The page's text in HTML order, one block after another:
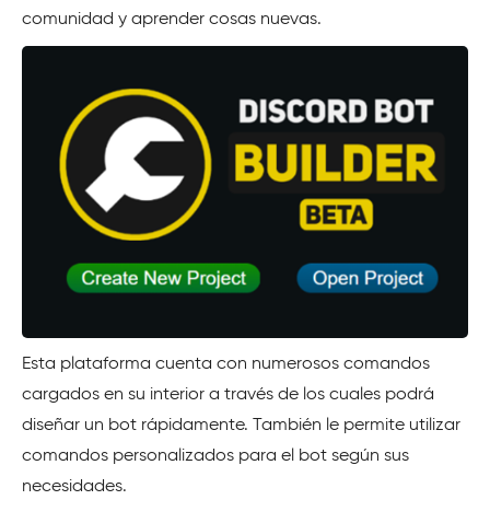
comunidad y aprender cosas nuevas.
Esta plataforma cuenta con numerosos comandos
cargados en su interior a través de los cuales podrá
diseñar un bot rápidamente. También le permite utilizar
comandos personalizados para el bot según sus
necesidades.